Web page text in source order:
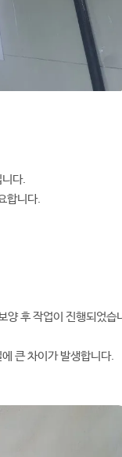
다.
합니다.
양 후 작업이 진행되었습
큰 차이가 발생합니다.